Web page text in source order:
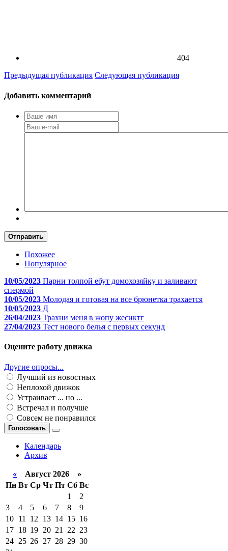
404
Предыдущая публикация Следующая публикация
Добавить комментарий
Отправить
Похожее
Популярное
10/05/2023 Парни толпой ебут домохозяйку и заливают
спермой
10/05/2023 Молодая и готовая на все брюнетка трахается
10/05/2023 Д
26/04/2023 Трахни меня в жопу жесиктг
27/04/2023 Тест нового белья с первых секунд
Оцените работу движка
Другие опросы...
Лучший из новостных
Неплохой движок
Устраивает ... но ...
Встречал и получше
Совсем не понравился
Голосовать
Календарь
Архив
« Август 2026 »
Пн Вт Ср Чт Пт Сб Вс
1
2
3
4 5 6 7 8
9
10 11 12 13 14 15 16
17 18 19 20 21 22 23
24 25 26 27 28 29 30